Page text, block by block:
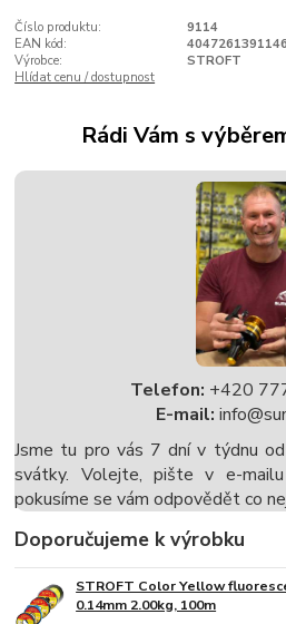
Číslo produktu:
9114
EAN kód:
4047261391146
Výrobce:
STROFT
Hlídat cenu / dostupnost
Rádi Vám s
Telefon: +420
E-mail:
Jsme tu pro vás 7 dní v týdnu
svátky. Volejte, pište v e-
pokusíme se vám odpovědět co
Doporučujeme k výrobku
STROFT Color Yellow
0.14mm 2.00kg, 100m